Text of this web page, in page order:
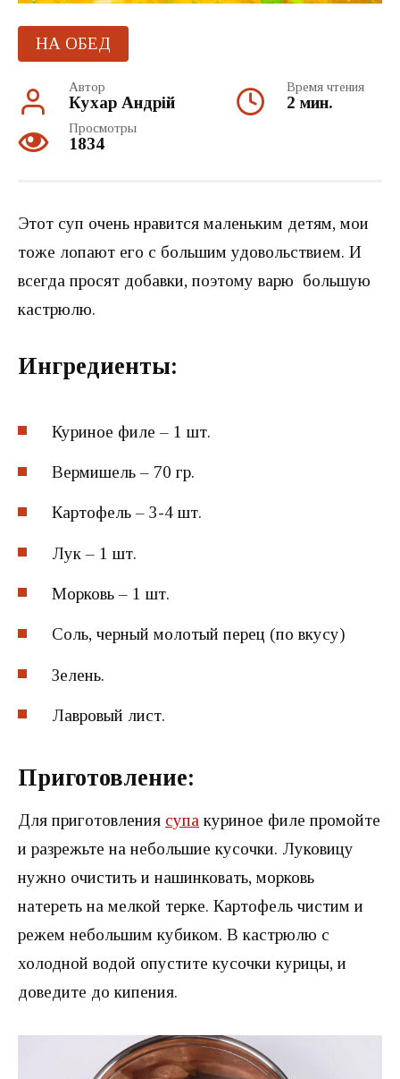
НА ОБЕД
Автор
Кухар Андрій
Время чтения
2 мин.
Просмотры
1834
Этот суп очень нравится маленьким детям, мои
тоже лопают его с большим удовольствием. И
всегда просят добавки, поэтому варю большую
кастрюлю.
Ингредиенты:
Куриное филе – 1 шт.
Вермишель – 70 гр.
Картофель – 3-4 шт.
Лук – 1 шт.
Морковь – 1 шт.
Соль, черный молотый перец (по вкусу)
Зелень.
Лавровый лист.
Приготовление:
Для приготовления супа куриное филе промойте
и разрежьте на небольшие кусочки. Луковицу
нужно очистить и нашинковать, морковь
натереть на мелкой терке. Картофель чистим и
режем небольшим кубиком. В кастрюлю с
холодной водой опустите кусочки курицы, и
доведите до кипения.